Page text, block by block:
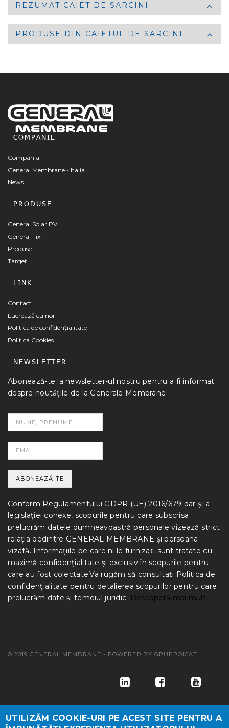
REZUMAT CAIET DE SARCINI
PRODUSE DIN CAIETUL DE SARCINI
COMPANIE
Compania
General Membrane - Italia
News
PRODUSE
General Solar PV
General Fix
Produse
Target
LINK
Contact
Lucrează cu noi
Politica de confidențialitate
Politica Cookies
NEWSLETTER
Abonează-te la newsletter-ul nostru pentru a fi informat
despre noutățile de la Generale Membrane
Conform Regulamentului GDPR (UE) 2016/679 dar și a
legislației conexe, scopurile pentru care subscrisa
prelucrăm datele dumneavoastră personale vizează strict
relația dedintre GENERAL MEMBRANE și persoana
vizată. Informațiile pe care ni le furnizați sunt tratate cu
maximă confidențialitate și exclusiv în scopurile pentru
care au fost colectate.Va rugăm să consultați Politica de
confidențialitate pentru detalierea scopurilor pentru care
prelucrăm date și temeiul juridic. Descoperă mai mult
© 2019 GENERAL MEMBRANE - POWERED BY GRUPPOICAT
UTILIZĂM COOKIE-URI PE ACEST SITE PENTRU A